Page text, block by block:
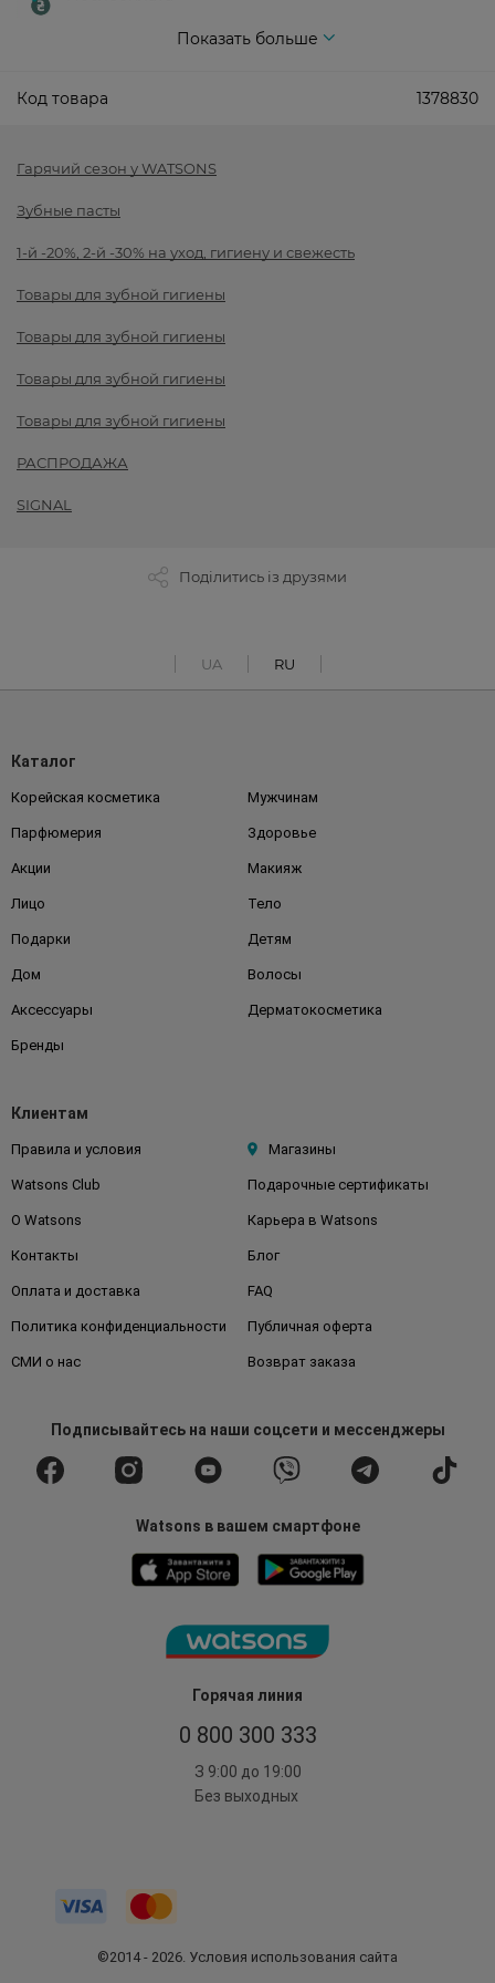
Показать больше
Код товара 1378830
Гарячий сезон у WATSONS
Зубные пасты
1-й -20%, 2-й -30% на уход, гигиену и свежесть
Товары для зубной гигиены
Товары для зубной гигиены
Товары для зубной гигиены
Товары для зубной гигиены
РАСПРОДАЖА
SIGNAL
Поділитись із друзями
UA RU
Горячая линия
0 800 300 333
З 9:00 до 19:00
Без выходных
Каталог
Корейская косметика Мужчинам
Парфюмерия Здоровье
Акции Макияж
Лицо Тело
Подарки Детям
Дом Волосы
Аксессуары Дерматокосметика
Бренды
Клиентам
Правила и условия Магазины
Watsons Club Подарочные сертификаты
О Watsons Карьера в Watsons
Контакты Блог
Оплата и доставка FAQ
Политика конфиденциальности Публичная оферта
СМИ о нас Возврат заказа
Подписывайтесьна наши соцсети и мессенджеры
Watsons в вашем смартфоне
©2014 - 2026. Условия использования сайта